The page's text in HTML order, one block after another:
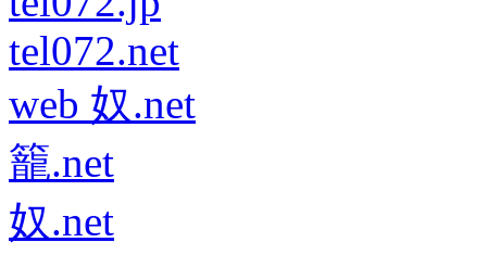
tel072.net
web 奴.net
籠.net
奴.net